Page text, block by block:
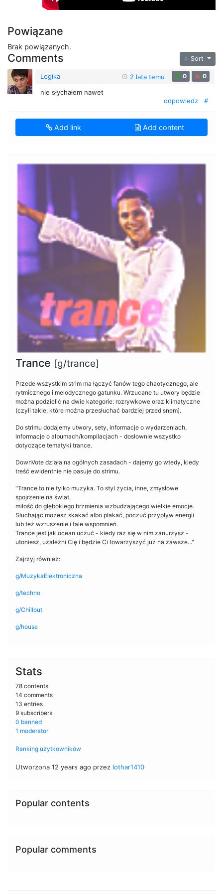
Powiązane
Brak powiązanych.
Comments Sort
Logika 2 lata temu 0 0
nie słychałem nawet
odpowiedz
#
Add link Add content
Trance [g/trance]
Przede wszystkim strim ma łączyć fanów tego chaotycznego, ale
rytmicznego i melodycznego gatunku. Wrzucane tu utwory będzie
można podzielić na dwie kategorie: rozrywkowe oraz klimatyczne
(czyli takie, które można przesłuchać bardziej przed snem).
Do strimu dodajemy utwory, sety, informacje o wydarzeniach,
informacje o albumach/kompilacjach - dosłownie wszystko
dotyczące tematyki trance.
DownVote działa na ogólnych zasadach - dajemy go wtedy, kiedy
treść ewidentnie nie pasuje do strimu.
"Trance to nie tylko muzyka. To styl życia, inne, zmysłowe
spojrzenie na świat,
miłość do głębokiego brzmienia wzbudzającego wielkie emocje.
Słuchając możesz skakać albo płakać, poczuć przypływ energii
lub też wzruszenie i fale wspomnień.
Trance jest jak ocean uczuć - kiedy raz się w nim zanurzysz -
utoniesz, uzależni Cię i będzie Ci towarzyszyć już na zawsze..."
Zajrzyj również:
g/MuzykaElektroniczna
g/techno
g/Chillout
g/house
Stats
78 contents
14 comments
13 entries
9 subscribers
0 banned
1 moderator
Ranking użytkowników
Utworzona 12 years ago przez lothar1410
Popular contents
Popular comments